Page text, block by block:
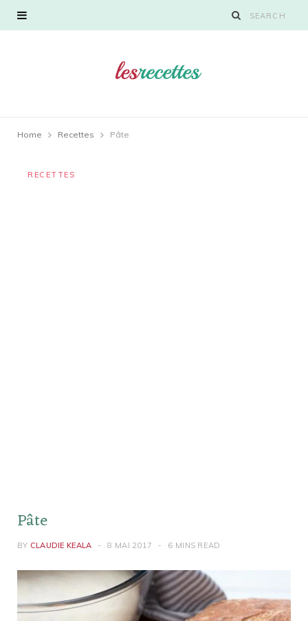
Home Recettes Pâte
RECETTES
Pâte
BY CLAUDIE KEALA 8 MAI 2017 6 MINS READ